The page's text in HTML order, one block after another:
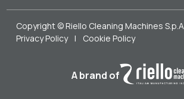
Copyright © Riello Cleaning Machines S.p.A.
Privacy Policy | Cookie Policy
A brand of